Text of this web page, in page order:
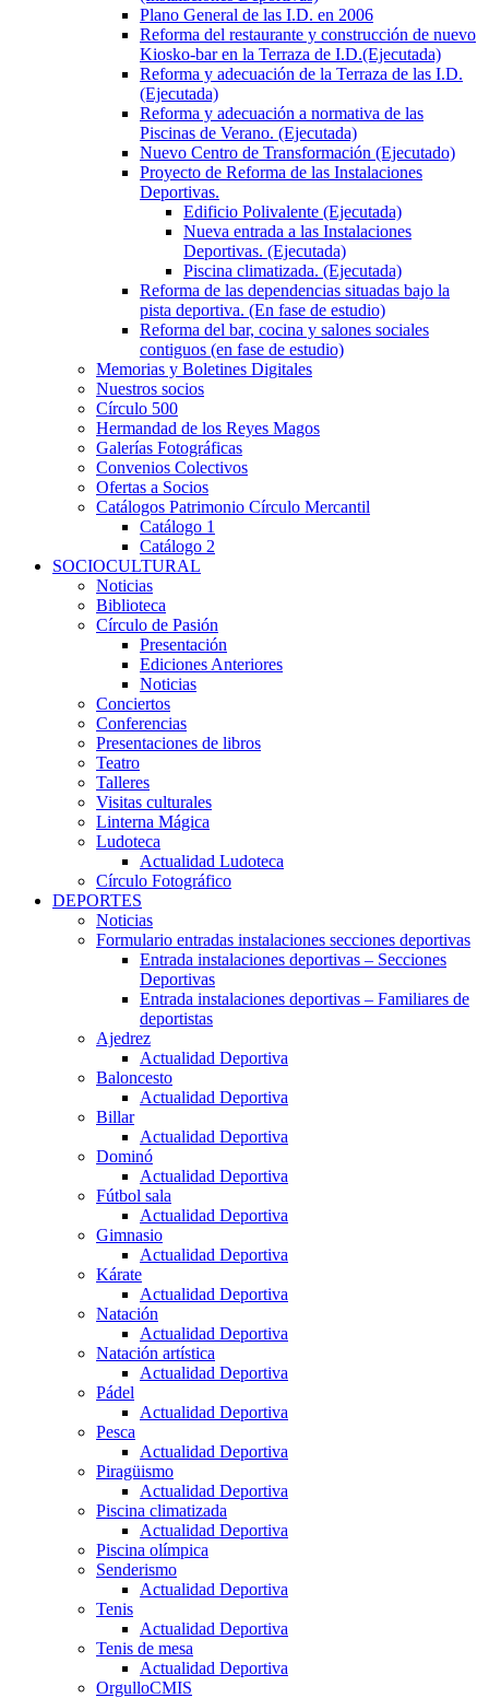
Plano General de las I.D. en 2006
Reforma del restaurante y construcción de nuevo
Kiosko-bar en la Terraza de I.D.(Ejecutada)
Reforma y adecuación de la Terraza de las I.D.
(Ejecutada)
Reforma y adecuación a normativa de las
Piscinas de Verano. (Ejecutada)
Nuevo Centro de Transformación (Ejecutado)
Proyecto de Reforma de las Instalaciones
Deportivas.
Edificio Polivalente (Ejecutada)
Nueva entrada a las Instalaciones
Deportivas. (Ejecutada)
Piscina climatizada. (Ejecutada)
Reforma de las dependencias situadas bajo la
pista deportiva. (En fase de estudio)
Reforma del bar, cocina y salones sociales
contiguos (en fase de estudio)
Memorias y Boletines Digitales
Nuestros socios
Círculo 500
Hermandad de los Reyes Magos
Galerías Fotográficas
Convenios Colectivos
Ofertas a Socios
Catálogos Patrimonio Círculo Mercantil
Catálogo 1
Catálogo 2
SOCIOCULTURAL
Noticias
Biblioteca
Círculo de Pasión
Presentación
Ediciones Anteriores
Noticias
Conciertos
Conferencias
Presentaciones de libros
Teatro
Talleres
Visitas culturales
Linterna Mágica
Ludoteca
Actualidad Ludoteca
Círculo Fotográfico
DEPORTES
Noticias
Formulario entradas instalaciones secciones deportivas
Entrada instalaciones deportivas – Secciones
Deportivas
Entrada instalaciones deportivas – Familiares de
deportistas
Ajedrez
Actualidad Deportiva
Baloncesto
Actualidad Deportiva
Billar
Actualidad Deportiva
Dominó
Actualidad Deportiva
Fútbol sala
Actualidad Deportiva
Gimnasio
Actualidad Deportiva
Kárate
Actualidad Deportiva
Natación
Actualidad Deportiva
Natación artística
Actualidad Deportiva
Pádel
Actualidad Deportiva
Pesca
Actualidad Deportiva
Piragüismo
Actualidad Deportiva
Piscina climatizada
Actualidad Deportiva
Piscina olímpica
Senderismo
Actualidad Deportiva
Tenis
Actualidad Deportiva
Tenis de mesa
Actualidad Deportiva
OrgulloCMIS